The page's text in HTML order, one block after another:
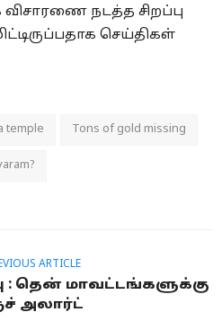
விசாரணை நடத்த சிறப்பு
செய்திகள்
temple Tons of gold missing
ARTICLE
: தென் மாவட்டங்களுக்கு
அலார்ட்